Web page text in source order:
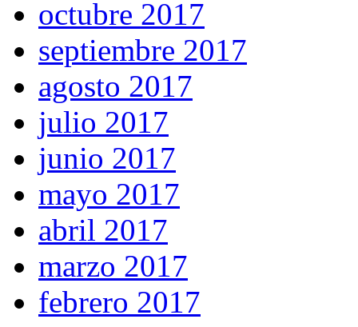
octubre 2017
septiembre 2017
agosto 2017
julio 2017
junio 2017
mayo 2017
abril 2017
marzo 2017
febrero 2017